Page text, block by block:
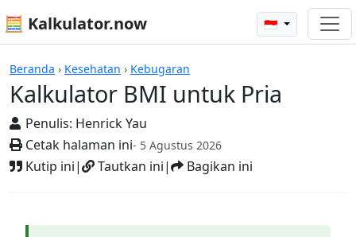
🧮 Kalkulator.now 🇮🇩
Beranda › Kesehatan › Kebugaran
Kalkulator BMI untuk Pria
Penulis: Henrick Yau
Cetak halaman ini- 5 Agustus 2026
Kutip ini| Tautkan ini| Bagikan ini
Kalkulator-kalkulator